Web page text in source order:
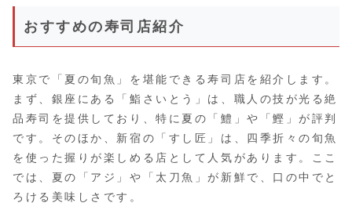
おすすめの寿司店紹介
東京で「夏の旬魚」を堪能できる寿司店を紹介します。
まず、銀座にある「鮨さいとう」は、職人の技が光る絶
品寿司を提供しており、特に夏の「鱧」や「鰹」が評判
です。そのほか、新宿の「すし匠」は、四季折々の旬魚
を使った握りが楽しめる店として人気があります。ここ
では、夏の「アジ」や「太刀魚」が新鮮で、口の中でと
ろける美味しさです。